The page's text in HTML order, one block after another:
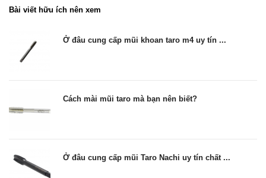
Bài viết hữu ích nên xem
Ở đâu cung cấp mũi khoan taro m4 uy tín ...
Cách mài mũi taro mà bạn nên biết?
Ở đâu cung cấp mũi Taro Nachi uy tín chất ...